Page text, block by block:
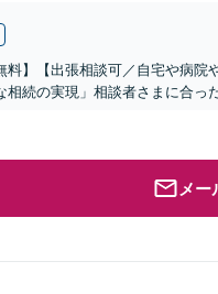
料】【出張相談可／自宅や病
続の実現」相談者さまに合っ
メー